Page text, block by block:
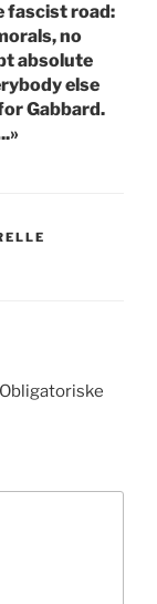
fascist road:
no
absolute
else
Gabbard.
Obligatoriske